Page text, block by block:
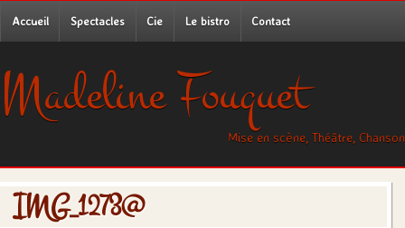
Accueil Spectacles Cie Le bistro Contact
Madeline Fouquet
Mise en scène, Théâtre, Chanson
IMG_1273@